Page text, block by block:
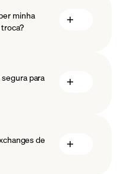
minha
para
de